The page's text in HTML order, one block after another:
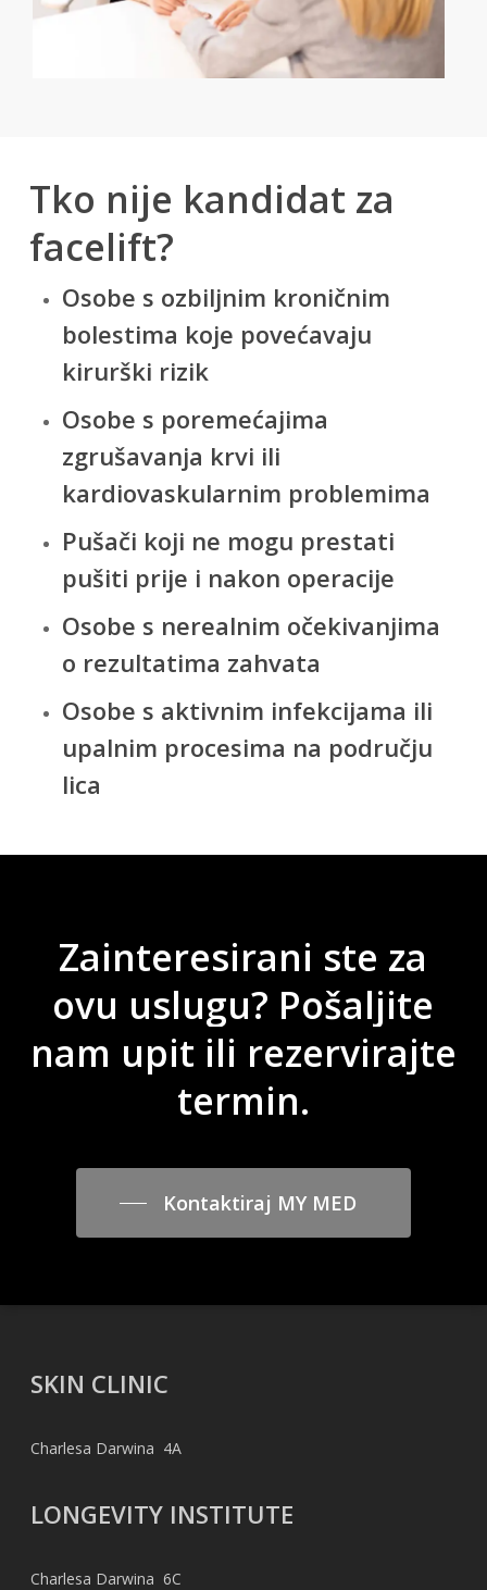
Tko nije kandidat za
facelift?
Osobe s ozbiljnim kroničnim
bolestima koje povećavaju
kirurški rizik
Osobe s poremećajima
zgrušavanja krvi ili
kardiovaskularnim problemima
Pušači koji ne mogu prestati
pušiti prije i nakon operacije
Osobe s nerealnim očekivanjima
o rezultatima zahvata
Osobe s aktivnim infekcijama ili
upalnim procesima na području
lica
Zainteresirani ste za
ovu uslugu? Pošaljite
nam upit ili rezervirajte
termin.
Kontaktiraj MY MED
SKIN CLINIC
Charlesa Darwina 4A
LONGEVITY INSTITUTE
Charlesa Darwina 6C